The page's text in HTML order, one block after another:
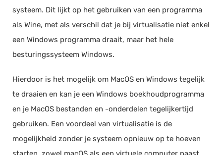
systeem. Dit lijkt op het gebruiken van een programma
als Wine, met als verschil dat je bij virtualisatie niet enkel
een Windows programma draait, maar het hele
besturingssysteem Windows.
Hierdoor is het mogelijk om MacOS en Windows tegelijk
te draaien en kan je een Windows boekhoudprogramma
en je MacOS bestanden en -onderdelen tegelijkertijd
gebruiken. Een voordeel van virtualisatie is de
mogelijkheid zonder je systeem opnieuw op te hoeven